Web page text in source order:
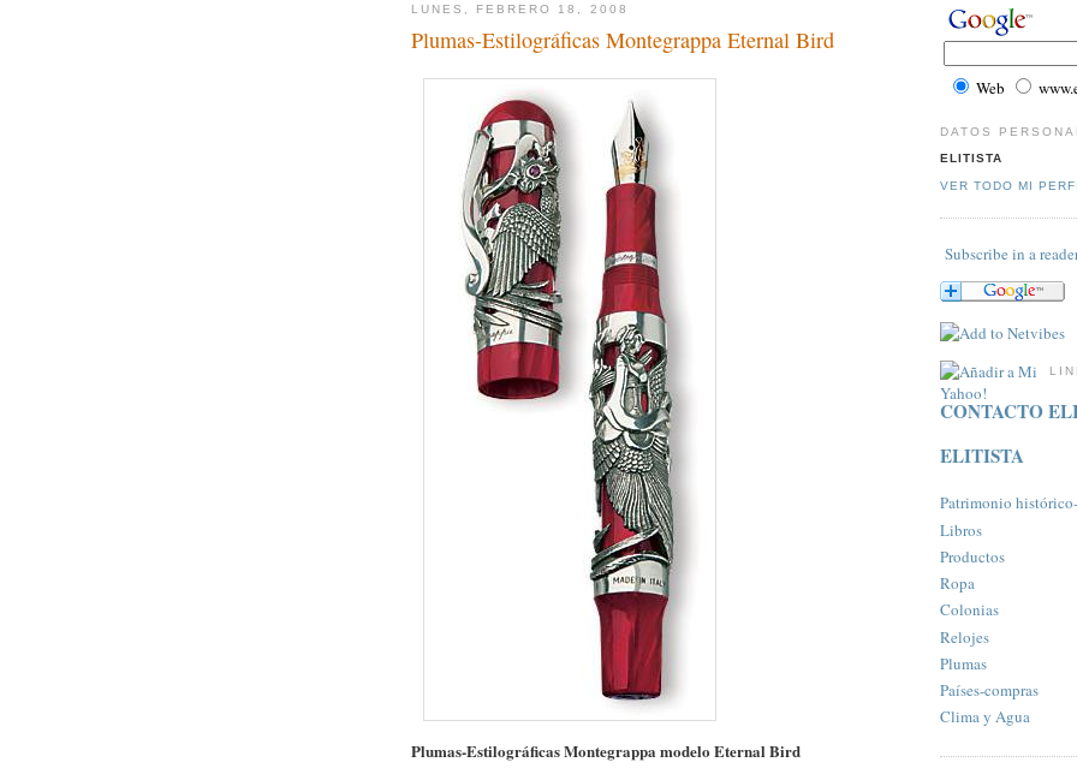
LUNES, FEBRERO 18, 2008
Plumas-Estilográficas Montegrappa Eternal Bird
Plumas-Estilográficas Montegrappa modelo Eternal Bird
Web
DATOS
ELITISTA
VER TODO MI
Subscribe in a
CONTACTO
ELITISTA
Patrimonio
Libros
Productos
Ropa
Colonias
Relojes
Plumas
Paí­ses-compras
Clima y Agua